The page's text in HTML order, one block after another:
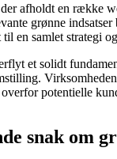
afholdt en række
grønne
en samlet strategi
et solidt
potentielle
snak om